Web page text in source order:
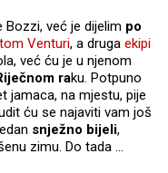
Bozzi, već je dijelim po
Venturi, a druga ekipi
već ću je u njenom
raku. Potpuno
jamaca, na mjestu, pije
ću se najaviti vam još
snježno bijeli,
zimu. Do tada …